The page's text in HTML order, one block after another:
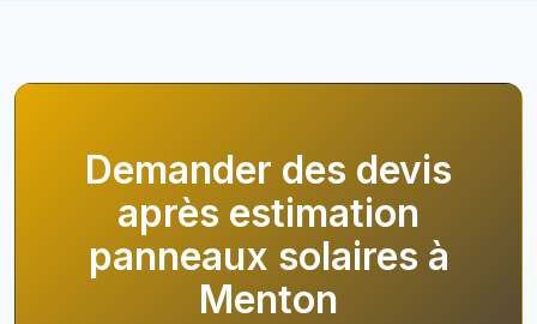
Demander des devis
après estimation
panneaux solaires à
Menton